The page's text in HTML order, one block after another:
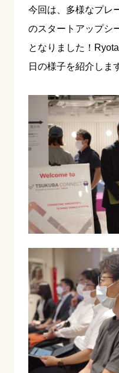
今回は、多様なプレ
のスタートアップシ
となりました！
日の様子を紹介しま